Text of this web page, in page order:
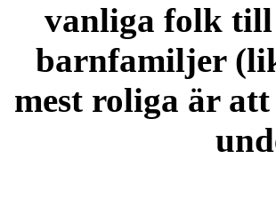
vanliga folk till
barnfamiljer
mest roliga är